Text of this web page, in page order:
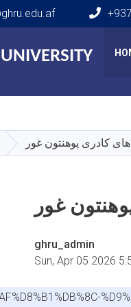
ghru_admin
Sun, Apr 05 2026